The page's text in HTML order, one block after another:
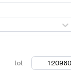
tot